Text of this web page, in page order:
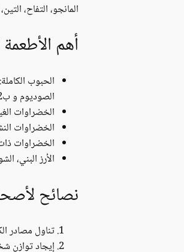
المانجو، التفاح،
أهم
الحبوب
الصوديوم و ب12. بالاضافة إلى احتوائها على مضادات الأكسدة المفيدة و الهامة للجسم.
الخضراوات
الخضراوات
الخضراوات
الأرز البني،
نصائح
تناول مصادر
إيجاد توازن